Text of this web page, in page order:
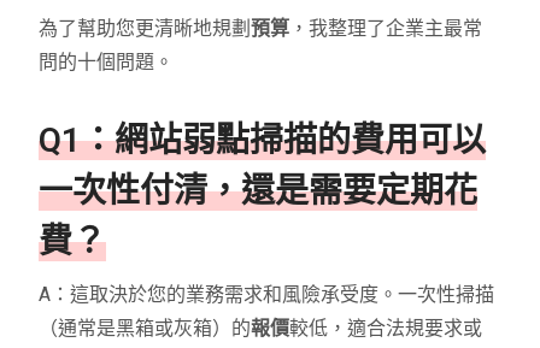
為了幫助您更清晰地規劃預算 ，我整理了企業主最常
問的十個問題。
Q1：網站弱點掃描的費用可以
一次性付清，還是需要定期花
費？
A：這取決於您的業務需求和風險承受度。一次性掃描
（通常是黑箱或灰箱）的報價較低，適合法規要求或